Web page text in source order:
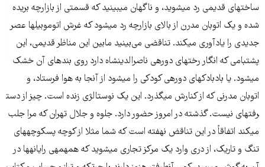
ساخت​های قدیمی رد می​شوید، و ناگهان می​بینید که قسمتی از بازارچه بریده
شده و یک اتوبان مدرن از بالای بازارچه رد می​شود که غرش اتوموبیل​ها عصر
جدیدی را یادآوری می​کند. تناقضی می‌بینید مابین این مناظر قدیمی، این
پشت​بامی که انگار رخت​های دوره​ی ناصرالدین​شاه دارد روی بندهای آن خشک
می​شود. یا بادبادک​های دوره​ی کودکی را می​شود از آنجا به هوا فرستاد، و
اتوبان مدرنی که از کنارش می​گذرد. این یک نوستالژی زنده است. چیز از دست​
رفته​ای نیست. گذشته در امروز حضور دارد. جلوه و جلال تهران که مرا جلب
می​کند اتفاقاً در این تناقض نهفته است که شما مثلا از کوچه پسکوچه​های
تنگ و تاریک، از دری وارد یک مرکز تجاری می​شوید که همهمه​ی رایانه​ها در